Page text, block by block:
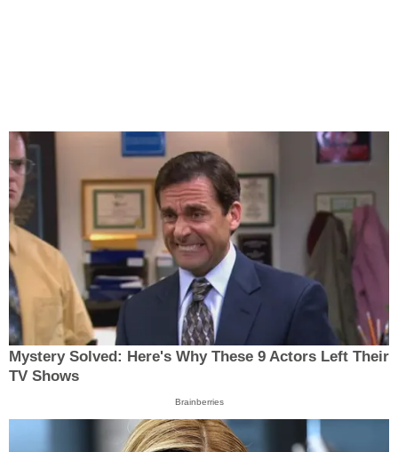
Mystery Solved: Here's Why These 9 Actors Left Their
TV Shows
Brainberries